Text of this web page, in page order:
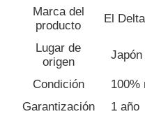
Contacto
Solicitar una cotización
variador de frecuencia
Marca del
producto
El Delta
Lugar de
origen
Japón
Condición
100%
Garantización
1 año